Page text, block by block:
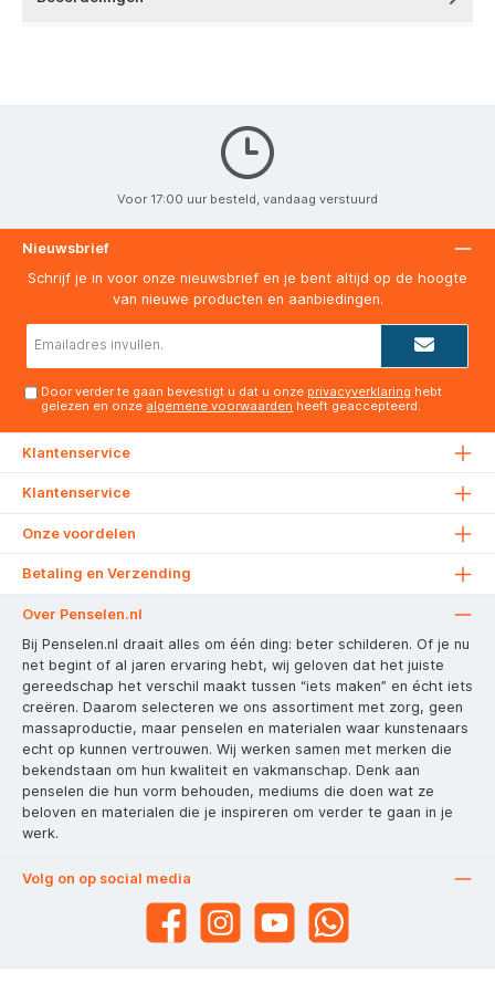
Voor 17:00 uur besteld, vandaag verstuurd
Nieuwsbrief
Schrijf je in voor onze nieuwsbrief en je bent altijd op de hoogte
van nieuwe producten en aanbiedingen.
Door verder te gaan bevestigt u dat u onze privacyverklaring hebt
gelezen en onze algemene voorwaarden heeft geaccepteerd.
Klantenservice
Klantenservice
Onze voordelen
Betaling en Verzending
Over Penselen.nl
Bij Penselen.nl draait alles om één ding: beter schilderen. Of je nu
net begint of al jaren ervaring hebt, wij geloven dat het juiste
gereedschap het verschil maakt tussen “iets maken” en écht iets
creëren. Daarom selecteren we ons assortiment met zorg, geen
massaproductie, maar penselen en materialen waar kunstenaars
echt op kunnen vertrouwen. Wij werken samen met merken die
bekendstaan om hun kwaliteit en vakmanschap. Denk aan
penselen die hun vorm behouden, mediums die doen wat ze
beloven en materialen die je inspireren om verder te gaan in je
werk.
Volg on op social media